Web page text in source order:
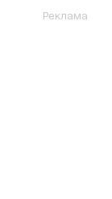
Реклама